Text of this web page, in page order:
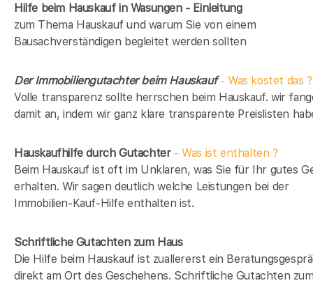
Hilfe beim Hauskauf in Wasungen - Einleitung
zum Thema Hauskauf und warum Sie von einem
Bausachverständigen begleitet werden sollten
Der Immobiliengutachter beim Hauskauf- Was kostet das ?
Volle transparenz sollte herrschen beim Hauskauf. wir
damit an, indem wir ganz klare transparente Preislisten
Hauskaufhilfe durch Gutachter- Was ist enthalten ?
Beim Hauskauf ist oft im Unklaren, was Sie für Ihr gutes
erhalten. Wir sagen deutlich welche Leistungen bei der
Immobilien-Kauf-Hilfe enthalten ist.
Schriftliche Gutachten zum Haus
Die Hilfe beim Hauskauf ist zuallererst ein
direkt am Ort des Geschehens. Schriftliche Gutachten